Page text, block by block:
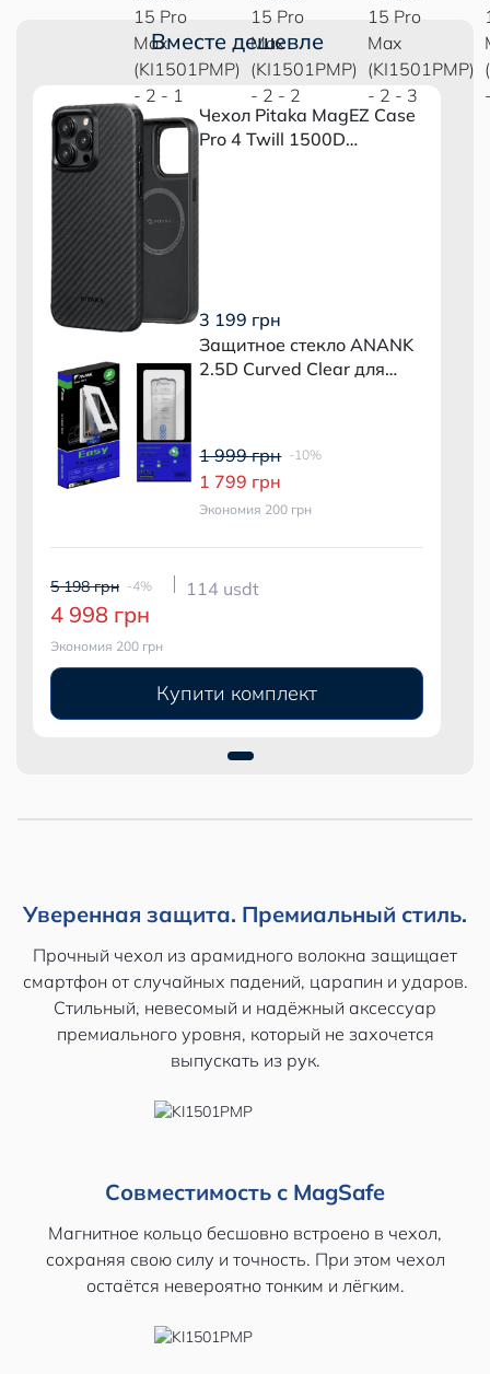
Вместе дешевле
Чехол Pitaka MagEZ Case
Pro 4 Twill 1500D
3 199 грн
Защитное стекло ANANK
2.5D Curved Clear для
1 999 грн -10%
1 799 грн
Экономия 200 грн
5 198 грн -4%
4 998 грн
Экономия 200 грн
114 usdt
Купити комплект
Уверенная защита. Премиальный стиль.
Прочный чехол из арамидного волокна защищает
смартфон от случайных падений, царапин и ударов.
Стильный, невесомый и надёжный аксессуар
премиального уровня, который не захочется
выпускать из рук.
Совместимость с MagSafe
Магнитное кольцо бесшовно встроено в чехол,
сохраняя свою силу и точность. При этом чехол
остаётся невероятно тонким и лёгким.